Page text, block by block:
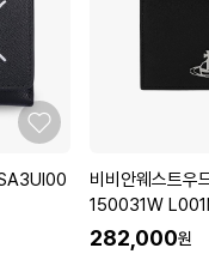
비비안웨스트우
150031W
282,000원